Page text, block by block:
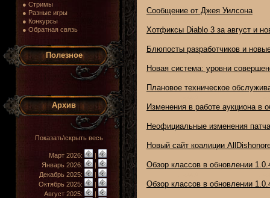
● Стримы
● Разные игры
● Конкурсы
● Обратная связь
Полезное
Архив
Показать\скрыть весь
Март 2026:
|
Январь 2026:
|
Декабрь 2025:
|
Октябрь 2025:
|
Август 2025:
|
Сообщение от Джея Уилсона
Хотфиксы Diablo 3 за август и
Блюпосты разработчиков и
Новая система: уровни
Плановое техническое
Изменения в работе аукциона в
Неофициальные изменения
Новый сайт коалиции
Обзор классов в обновлении
Обзор классов в обновлении